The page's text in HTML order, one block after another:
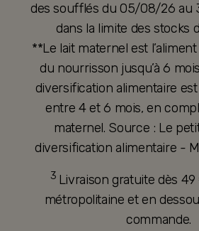
des soufflés du 05/08/26 au
dans la limite des stocks
**Le lait maternel est
du nourrisson jusqu’à 6
diversification alimentaire
entre 4 et 6 mois, en
maternel. Source : Le
diversification alimentaire -
3 Livraison gratuite dès
métropolitaine et en
commande.